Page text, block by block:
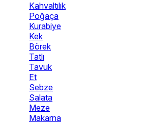
Kahvaltılık
Poğaça
Kurabiye
Kek
Börek
Tatlı
Tavuk
Et
Sebze
Salata
Meze
Makarna